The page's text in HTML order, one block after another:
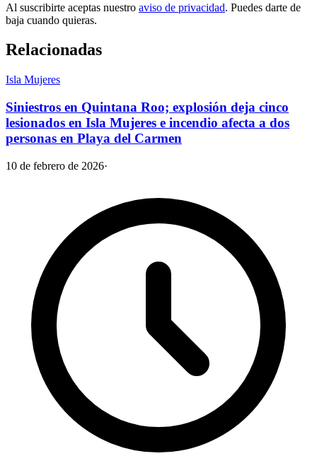
Al suscribirte aceptas nuestro aviso de privacidad. Puedes darte de
baja cuando quieras.
Relacionadas
Isla Mujeres
Siniestros en Quintana Roo; explosión deja cinco
lesionados en Isla Mujeres e incendio afecta a dos
personas en Playa del Carmen
10 de febrero de 2026·